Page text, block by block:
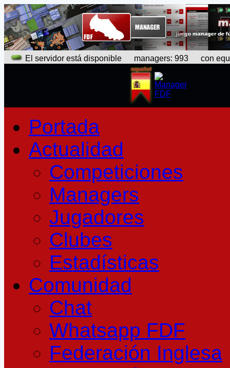
El servidor está disponible managers: 993 con
Portada
Actualidad
Competiciones
Managers
Jugadores
Clubes
Estadísticas
Comunidad
Chat
Whatsapp FDF
Federación Inglesa